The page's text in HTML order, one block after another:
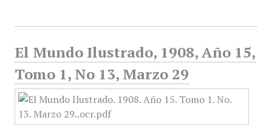
El Mundo Ilustrado, 1908, Año 15,
Tomo 1, No 13, Marzo 29